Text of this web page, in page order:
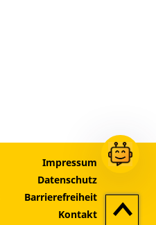
Impressum
Datenschutz
Barrierefreiheit
Kontakt
Zum